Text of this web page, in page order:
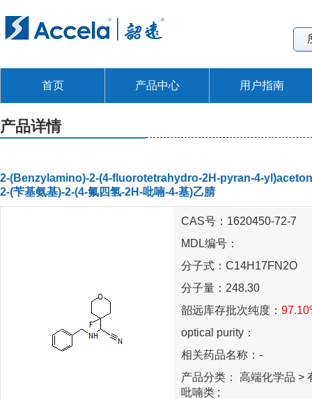
首页 产品中心 用户指南
产品详情
2-(Benzylamino)-2-(4-fluorotetrahydro-2H-pyran-4-
2-(苄基氨基)-2-(4-氟四氢-2H-吡喃-4-基)乙腈
CAS号：1620450-72-7
MDL编号：
分子式：C14H17FN2O
分子量：248.30
韶远库存批次纯度：
optical purity：
相关药品名称：-
产品分类： 高端化学品 >
吡喃类 ;